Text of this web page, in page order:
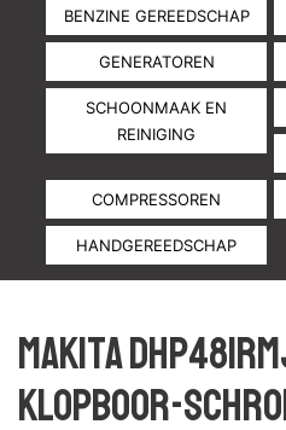
BENZINE GEREEDSCHAP
GENERATOREN
SCHOONMAAK EN
REINIGING
COMPRESSOREN
HANDGEREEDSCHAP
Makita
Klopboor-